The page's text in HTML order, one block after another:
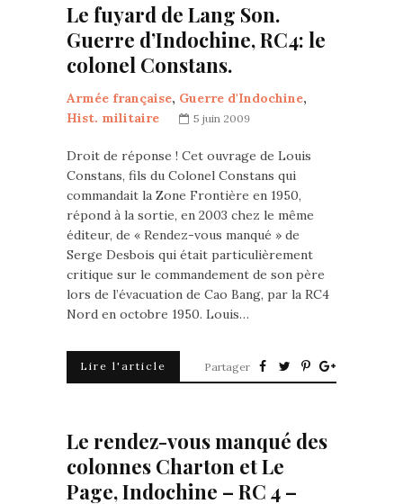
Le fuyard de Lang Son.
Guerre d’Indochine, RC4: le
colonel Constans.
Armée française, Guerre d'Indochine,
Hist. militaire
5 juin 2009
Droit de réponse ! Cet ouvrage de Louis
Constans, fils du Colonel Constans qui
commandait la Zone Frontière en 1950,
répond à la sortie, en 2003 chez le même
éditeur, de « Rendez-vous manqué » de
Serge Desbois qui était particulièrement
critique sur le commandement de son père
lors de l’évacuation de Cao Bang, par la RC4
Nord en octobre 1950. Louis…
Lire l'article Partager
Le rendez-vous manqué des
colonnes Charton et Le
Page, Indochine – RC 4 –